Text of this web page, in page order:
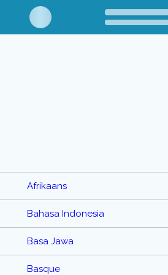
Afrikaans
Bahasa Indonesia
Basa Jawa
Basque